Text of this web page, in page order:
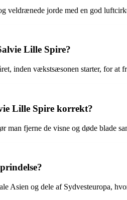
veldrænede jorde med en god
Lille Spire?
inden vækstsæsonen starter, for at
Lille Spire korrekt?
man fjerne de visne og døde blade
Asien og dele af Sydvesteuropa,